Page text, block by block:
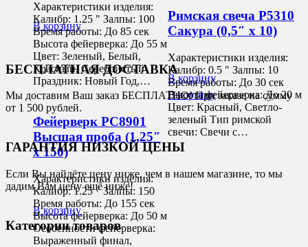
В корзину
В корзину
Характеристики изделия:
Калибр: 1.25 " Залпы: 100
Время работы: До 85 сек
Высота фейерверка: До 55 м
Цвет: Зеленый, Белый,
Красный, Серебристый
Праздник: Новый Год,…
В корзину
В корзину
Фейерверк РС8901
Высшая проба (1,25″
х 150)
Характеристики изделия:
Калибр: 1.25 " Залпы: 150
Время работы: До 155 сек
Высота фейерверка: До 50 м
Особенности фейерверка:
Выраженный финал,
Римская свеча Р5310
Сакура (0,5″ х 10)
Характеристики изделия:
Калибр: 0.5 " Залпы: 10
Время работы: До 30 сек
Высота фейерверка: До 20 м
Цвет: Красный, Светло-
зеленый Тип римской
свечи: Свечи с…
БЕСПЛАТНАЯ ДОСТАВКА
Мы доставим Ваш заказ БЕСПЛАТНО! При заказе на сумму
от 1 500 рублей.
ГАРАНТИЯ НИЗКОЙ ЦЕНЫ
Если Вы найдёте цену ниже, чем в нашем магазине, то мы
дадим Вам цену ещё ниже!
Категории товаров